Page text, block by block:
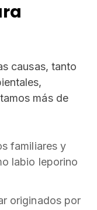
causas, tanto
más de
familiares y
labio leporino
originados por